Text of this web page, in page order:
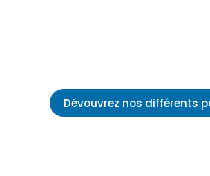
Dévouvrez nos différents